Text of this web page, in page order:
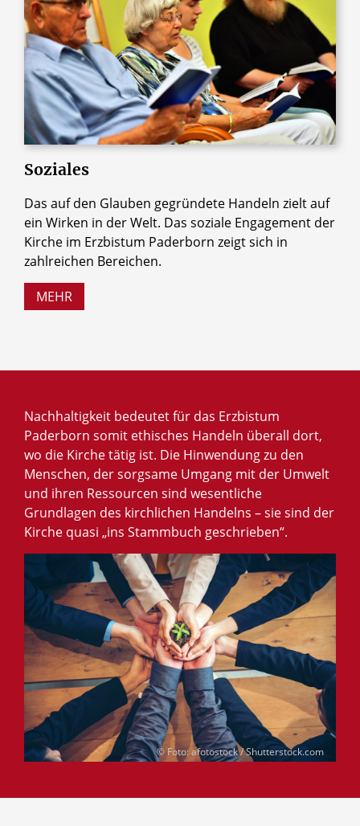
Soziales
Das auf den Glauben gegründete Handeln zielt auf
ein Wirken in der Welt. Das soziale Engagement der
Kirche im Erzbistum Paderborn zeigt sich in
zahlreichen Bereichen.
MEHR
Nachhaltigkeit bedeutet für das Erzbistum
Paderborn somit ethisches Handeln überall dort,
wo die Kirche tätig ist. Die Hinwendung zu den
Menschen, der sorgsame Umgang mit der Umwelt
und ihren Ressourcen sind wesentliche
Grundlagen des kirchlichen Handelns – sie sind der
Kirche quasi „ins Stammbuch geschrieben“.
© Foto: afotostock / Shutterstock.com